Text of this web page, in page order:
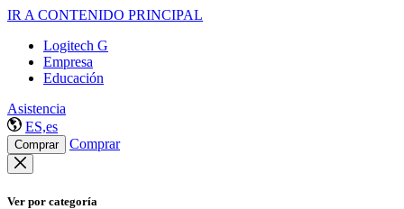
IR A CONTENIDO PRINCIPAL
Logitech G
Empresa
Educación
Asistencia
ES,es
Comprar Comprar
Ver por categoría